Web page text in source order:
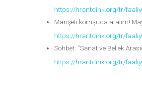
https://hrantdink.org/tr/
Manşeti komşuda atalım!
https://hrantdink.org/tr/
Sohbet: “Sanat ve Bellek
https://hrantdink.org/tr/